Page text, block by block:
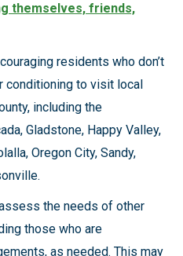
themselves, friends,
residents who don’t
conditioning to visit local
including the
Gladstone, Happy Valley,
Oregon City, Sandy,
the needs of other
those who are
as needed. This may